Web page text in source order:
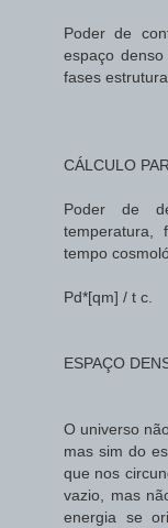
Poder de
espaço
fases
CÁLCULO
Poder de
temperatura,
tempo
Pd*[qm] / t c.
ESPAÇO
O universo
mas sim do
que nos
vazio, mas
energia se